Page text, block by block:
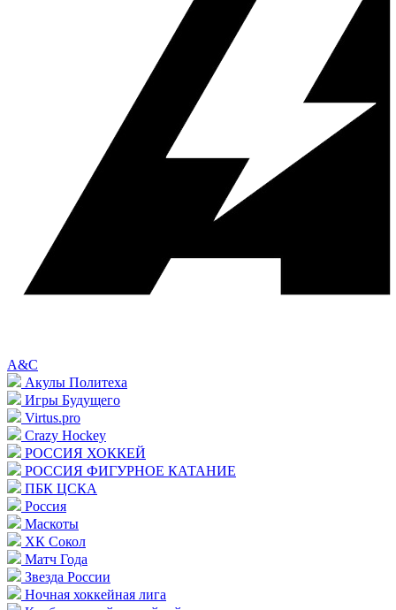
A&C
Акулы Политеха
Игры Будущего
Virtus.pro
Crazy Hockey
РОССИЯ ХОККЕЙ
РОССИЯ ФИГУРНОЕ КАТАНИЕ
ПБК ЦСКА
Россия
Маскоты
ХК Сокол
Матч Года
Звезда России
Ночная хоккейная лига